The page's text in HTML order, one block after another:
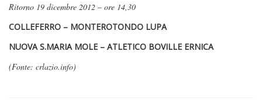
Ritorno 19 dicembre 2012 – ore 14,30
COLLEFERRO – MONTEROTONDO LUPA
NUOVA S.MARIA MOLE – ATLETICO BOVILLE ERNICA
(Fonte: crlazio.info)